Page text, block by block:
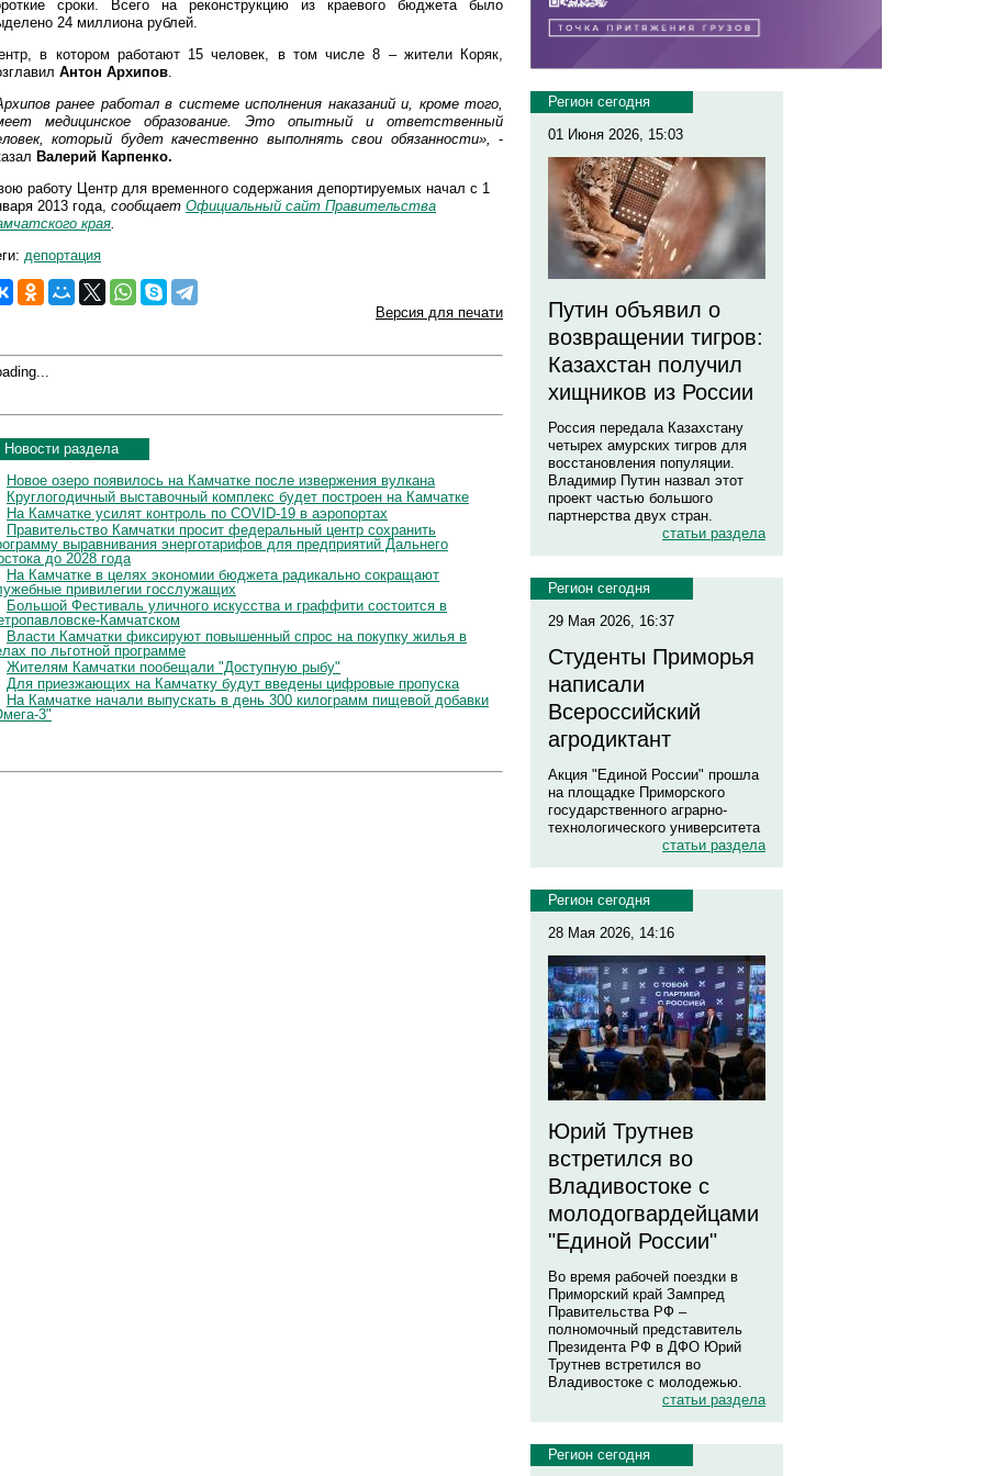
сроки. Всего на реконструкцию из краевого бюджета было
24 миллиона рублей.
в котором работают 15 человек, в том числе 8 – жители Коряк,
Антон Архипов
ранее работал в системе исполнения наказаний и, кроме того,
медицинское образование. Это опытный и ответственный
который будет качественно выполнять свои обязанности», -
Валерий Карпенко.
работу Центр для временного содержания депортируемых начал с 1
2013 года, сообщает Официальный сайт Правительства
края
депортация
Версия для печати
Новости раздела
Новое озеро появилось на Камчатке после извержения вулкана
Круглогодичный выставочный комплекс будет построен на Камчатке
На Камчатке усилят контроль по COVID-19 в аэропортах
Правительство Камчатки просит федеральный центр сохранить
выравнивания энерготарифов для предприятий Дальнего
до 2028 года
На Камчатке в целях экономии бюджета радикально сокращают
привилегии госслужащих
Большой Фестиваль уличного искусства и граффити состоится в
Камчатском
Власти Камчатки фиксируют повышенный спрос на покупку жилья в
по льготной программе
Жителям Камчатки пообещали "Доступную рыбу"
Для приезжающих на Камчатку будут введены цифровые пропуска
На Камчатке начали выпускать в день 300 килограмм пищевой добавки
3"
Регион сегодня
01 Июня 2026, 15:03
Путин объявил о
возвращении тигров:
Казахстан получил
хищников из России
Россия передала Казахстану
четырех амурских тигров для
восстановления популяции.
Владимир Путин назвал этот
проект частью большого
партнерства двух стран.
статьи раздела
Регион сегодня
29 Мая 2026, 16:37
Студенты Приморья
написали
Всероссийский
агродиктант
Акция "Единой России" прошла
на площадке Приморского
государственного аграрно-
технологического университета
статьи раздела
Регион сегодня
28 Мая 2026, 14:16
Юрий Трутнев
встретился во
Владивостоке с
молодогвардейцами
"Единой России"
Во время рабочей поездки в
Приморский край Зампред
Правительства РФ –
полномочный представитель
Президента РФ в ДФО Юрий
Трутнев встретился во
Владивостоке с молодежью.
статьи раздела
Регион сегодня